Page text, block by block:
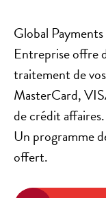
Global
Entreprise offre
traitement de
MasterCard,
de crédit affaires.
Un programme
offert.